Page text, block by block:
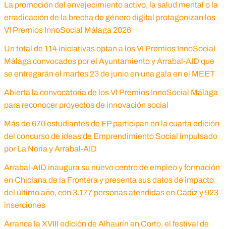
La promoción del envejecimiento activo, la salud mental o la
erradicación de la brecha de género digital protagonizan los
VI Premios InnoSocial Málaga 2026
Un total de 114 iniciativas optan a los VI Premios InnoSocial
Málaga convocados por el Ayuntamiento y Arrabal-AID que
se entregarán el martes 23 de junio en una gala en el MEET
Abierta la convocatoria de los VI Premios InnoSocial Málaga
para reconocer proyectos de innovación social
Más de 670 estudiantes de FP participan en la cuarta edición
del concurso de ideas de Emprendimiento Social impulsado
por La Noria y Arrabal-AID
Arrabal-AID inaugura su nuevo centro de empleo y formación
en Chiclana de la Frontera y presenta sus datos de impacto
del último año, con 3.177 personas atendidas en Cádiz y 923
inserciones
Arranca la XVIII edición de Alhaurín en Corto, el festival de